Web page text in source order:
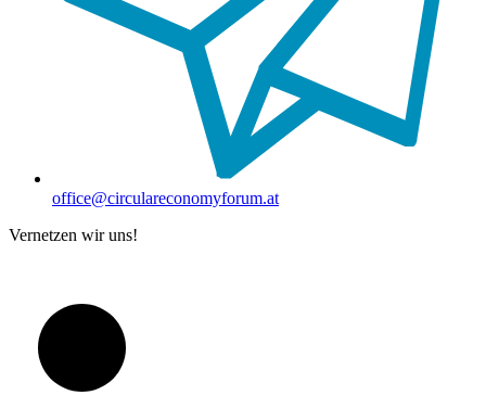
office@circulareconomyforum.at
Vernetzen wir uns!